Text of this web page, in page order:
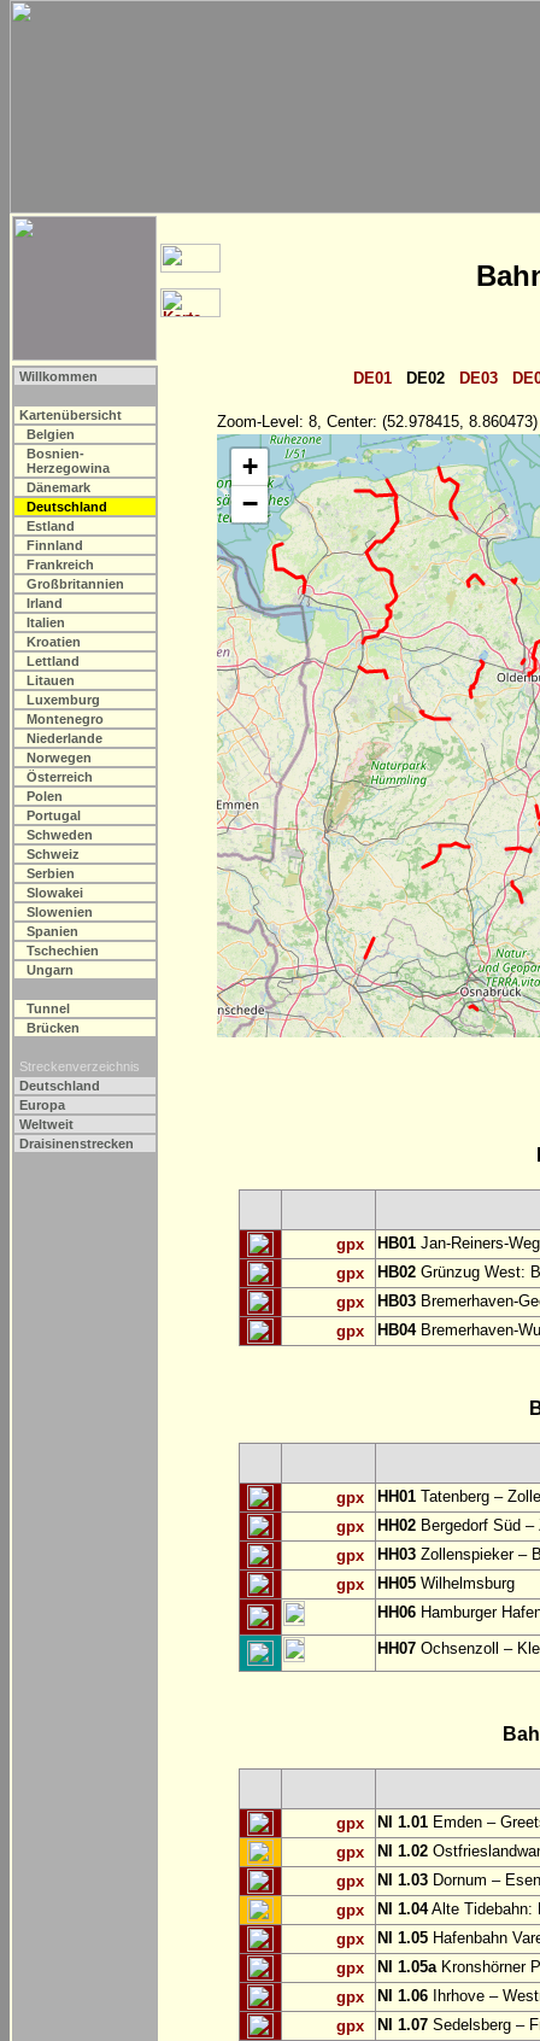
Willkommen
Kartenübersicht
Belgien
Bosnien-
Herzegowina
Dänemark
Deutschland
Estland
Finnland
Frankreich
Großbritannien
Irland
Italien
Kroatien
Lettland
Litauen
Luxemburg
Montenegro
Niederlande
Norwegen
Österreich
Polen
Portugal
Schweden
Schweiz
Serbien
Slowakei
Slowenien
Spanien
Tschechien
Ungarn
Tunnel
Brücken
Streckenverzeichnis
Deutschland
Europa
Weltweit
Draisinenstrecken
DE01 DE02 DE03
Zoom-Level: 8, Center: (52.978415, 8.860473)
+
−
gpx HB01 Jan-Reiners-
gpx
HB02 Grünzug West:
gpx
HB03 Bremerhaven-
gpx
HB04Bremerhaven-
gpx HH01 Tatenberg –
gpx
HH02 Bergedorf Süd
gpx
HH03 Zollenspieker –
gpx
HH05 Wilhelmsburg
HH06 Hamburger
HH07 Ochsenzoll –
gpx NI 1.01 Emden –
gpx
NI 1.02
gpx
NI 1.03 Dornum –
gpx
NI 1.04Alte Tidebahn:
gpx
NI 1.05 Hafenbahn
gpx
NI 1.05aKronshörner
gpx
NI 1.06 Ihrhove –
gpx
NI 1.07 Sedelsberg –